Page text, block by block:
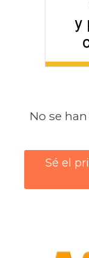
No se
Sé el